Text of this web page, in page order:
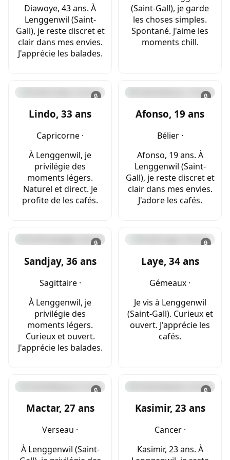
Diawoye, 43 ans. À
Lenggenwil (Saint-
Gall), je reste discret et
clair dans mes envies.
J'apprécie les balades.
(Saint-Gall), je garde
les choses simples.
Spontané. J'aime les
moments chill.
🔒
Lindo, 33 ans
Capricorne ·
À Lenggenwil, je
privilégie des
moments légers.
Naturel et direct. Je
profite de les cafés.
🔒
Afonso, 19 ans
Bélier ·
Afonso, 19 ans. À
Lenggenwil (Saint-
Gall), je reste discret et
clair dans mes envies.
J'adore les cafés.
🔒
Sandjay, 36 ans
Sagittaire ·
À Lenggenwil, je
privilégie des
moments légers.
Curieux et ouvert.
J'apprécie les balades.
🔒
Laye, 34 ans
Gémeaux ·
Je vis à Lenggenwil
(Saint-Gall). Curieux et
ouvert. J'apprécie les
cafés.
🔒
Mactar, 27 ans
Verseau ·
À Lenggenwil (Saint-
🔒
Kasimir, 23 ans
Cancer ·
Kasimir, 23 ans. À